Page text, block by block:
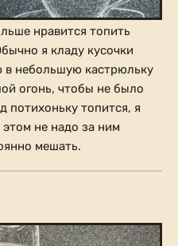
нравится топить
я кладу кусочки
в небольшую кастрюльку
огонь, чтобы не было
потихоньку топится, я
не надо за ним
мешать.